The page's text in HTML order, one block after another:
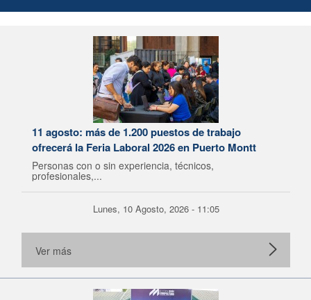
11 agosto: más de 1.200 puestos de trabajo
ofrecerá la Feria Laboral 2026 en Puerto Montt
Personas con o sin experiencia, técnicos,
profesionales,...
Lunes, 10 Agosto, 2026 - 11:05
Ver más